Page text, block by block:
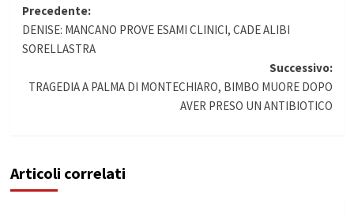
Navigazione
articolo
Precedente:
DENISE: MANCANO PROVE ESAMI CLINICI, CADE ALIBI
SORELLASTRA
Successivo:
TRAGEDIA A PALMA DI MONTECHIARO, BIMBO MUORE DOPO
AVER PRESO UN ANTIBIOTICO
Articoli correlati